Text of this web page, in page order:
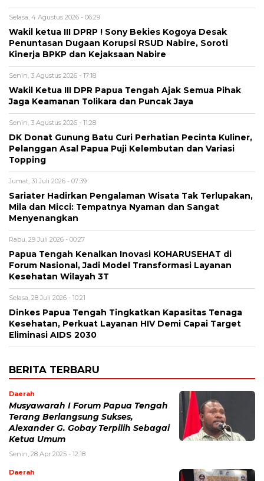
Selasa, 4 Agustus 2026 - 06:29
Wakil ketua III DPRP ! Sony Bekies Kogoya Desak
Penuntasan Dugaan Korupsi RSUD Nabire, Soroti
Kinerja BPKP dan Kejaksaan Nabire
Senin, 3 Agustus 2026 - 17:18
Wakil Ketua III DPR Papua Tengah Ajak Semua Pihak
Jaga Keamanan Tolikara dan Puncak Jaya
Senin, 3 Agustus 2026 - 11:28
DK Donat Gunung Batu Curi Perhatian Pecinta Kuliner,
Pelanggan Asal Papua Puji Kelembutan dan Variasi
Topping
Jumat, 31 Juli 2026 - 07:39
Sariater Hadirkan Pengalaman Wisata Tak Terlupakan,
Mila dan Micci: Tempatnya Nyaman dan Sangat
Menyenangkan
Rabu, 29 Juli 2026 - 00:27
Papua Tengah Kenalkan Inovasi KOHARUSEHAT di
Forum Nasional, Jadi Model Transformasi Layanan
Kesehatan Wilayah 3T
Selasa, 28 Juli 2026 - 10:21
Dinkes Papua Tengah Tingkatkan Kapasitas Tenaga
Kesehatan, Perkuat Layanan HIV Demi Capai Target
Eliminasi AIDS 2030
BERITA TERBARU
Daerah
Musyawarah I Forum Papua Tengah
Terang Berlangsung Sukses,
Alexander G. Gobay Terpilih Sebagai
Ketua Umum
Senin, 28 Apr 2025 - 12:18
Daerah